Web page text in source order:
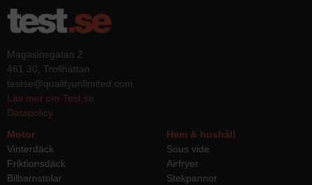
Magasinsgatan 2
461 30, Trollhättan
testse@qualityunlimited.com
Läs mer om Test.se
Datapolicy
Motor
Vinterdäck
Friktionsdäck
Bilbarnstolar
Hem & hushåll
Sous vide
Airfryer
Stekpannor